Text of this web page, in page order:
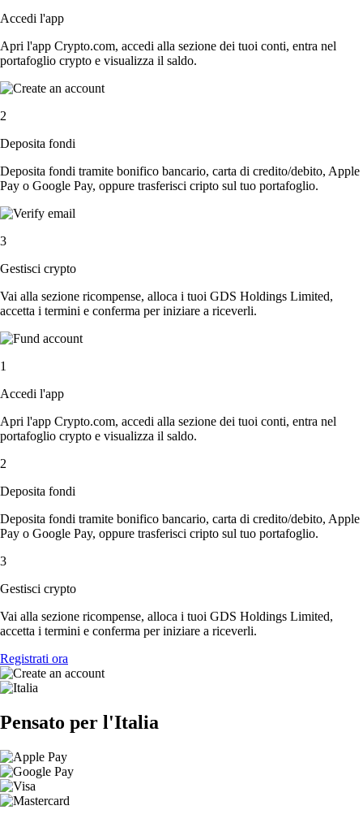
Accedi l'app
Apri l'app Crypto.com, accedi alla sezione dei tuoi conti, entra nel
portafoglio crypto e visualizza il saldo.
2
Deposita fondi
Deposita fondi tramite bonifico bancario, carta di credito/debito, Apple
Pay o Google Pay, oppure trasferisci cripto sul tuo portafoglio.
3
Gestisci crypto
Vai alla sezione ricompense, alloca i tuoi GDS Holdings Limited,
accetta i termini e conferma per iniziare a riceverli.
1
Accedi l'app
Apri l'app Crypto.com, accedi alla sezione dei tuoi conti, entra nel
portafoglio crypto e visualizza il saldo.
2
Deposita fondi
Deposita fondi tramite bonifico bancario, carta di credito/debito, Apple
Pay o Google Pay, oppure trasferisci cripto sul tuo portafoglio.
3
Gestisci crypto
Vai alla sezione ricompense, alloca i tuoi GDS Holdings Limited,
accetta i termini e conferma per iniziare a riceverli.
Registrati ora
Pensato per l'Italia